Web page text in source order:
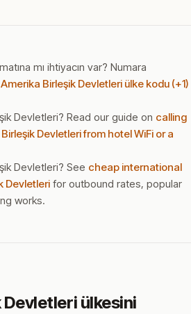
mı ihtiyacın var? Numara
Amerika Birleşik Devletleri ülke kodu (+1)
Devletleri? Read our guide on calling
Devletleri from hotel WiFi or a
Devletleri? See cheap international
Devletleri for outbound rates, popular
works.
ülkesini